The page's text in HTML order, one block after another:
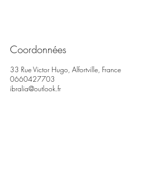
Coordonnées
33 Rue Victor Hugo, Alfortville, France
0660427703
ibralia@outlook.fr